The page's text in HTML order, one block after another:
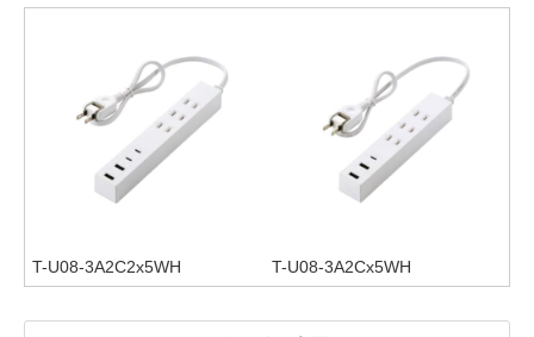
T-U08-3A2C2x5WH T-U08-3A2Cx5WH